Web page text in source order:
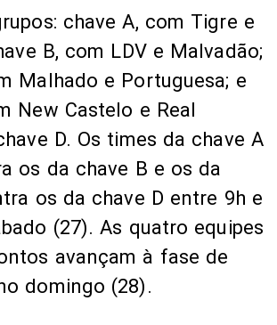
chave A, com Tigre e
B, com LDV e Malvadão;
Malhado e Portuguesa; e
New Castelo e Real
D. Os times da chave A
os da chave B e os da
os da chave D entre 9h e
(27). As quatro equipes
avançam à fase de
domingo (28).